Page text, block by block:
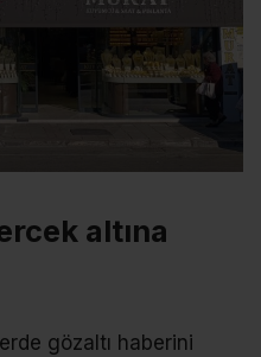
altına
gözaltı haberini